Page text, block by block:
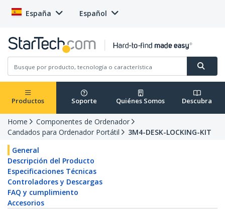
España Español
Productos Soporte Quiénes Somos Descubra
Home
Componentes de Ordenador
Candados para Ordenador Portátil
3M4-DESK-LOCKING-KIT
General
Descripción del Producto
Especificaciones Técnicas
Controladores y Descargas
FAQ y cumplimiento
Accesorios